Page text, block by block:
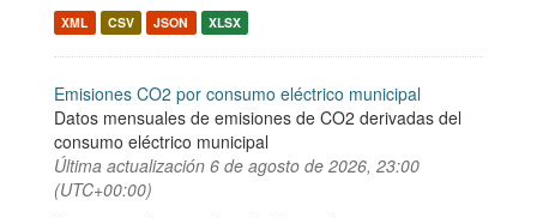
XML CSV JSON XLSX
Emisiones CO2 por consumo eléctrico municipal
Datos mensuales de emisiones de CO2 derivadas del
consumo eléctrico municipal
Última actualización 6 de agosto de 2026, 23:00
(UTC+00:00)